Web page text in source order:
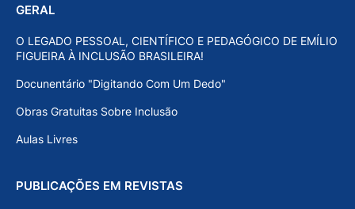
GERAL
O LEGADO PESSOAL, CIENTÍFICO E PEDAGÓGICO DE EMÍLIO
FIGUEIRA À INCLUSÃO BRASILEIRA!
Docunentário "Digitando Com Um Dedo"
Obras Gratuitas Sobre Inclusão
Aulas Livres
PUBLICAÇÕES EM REVISTAS